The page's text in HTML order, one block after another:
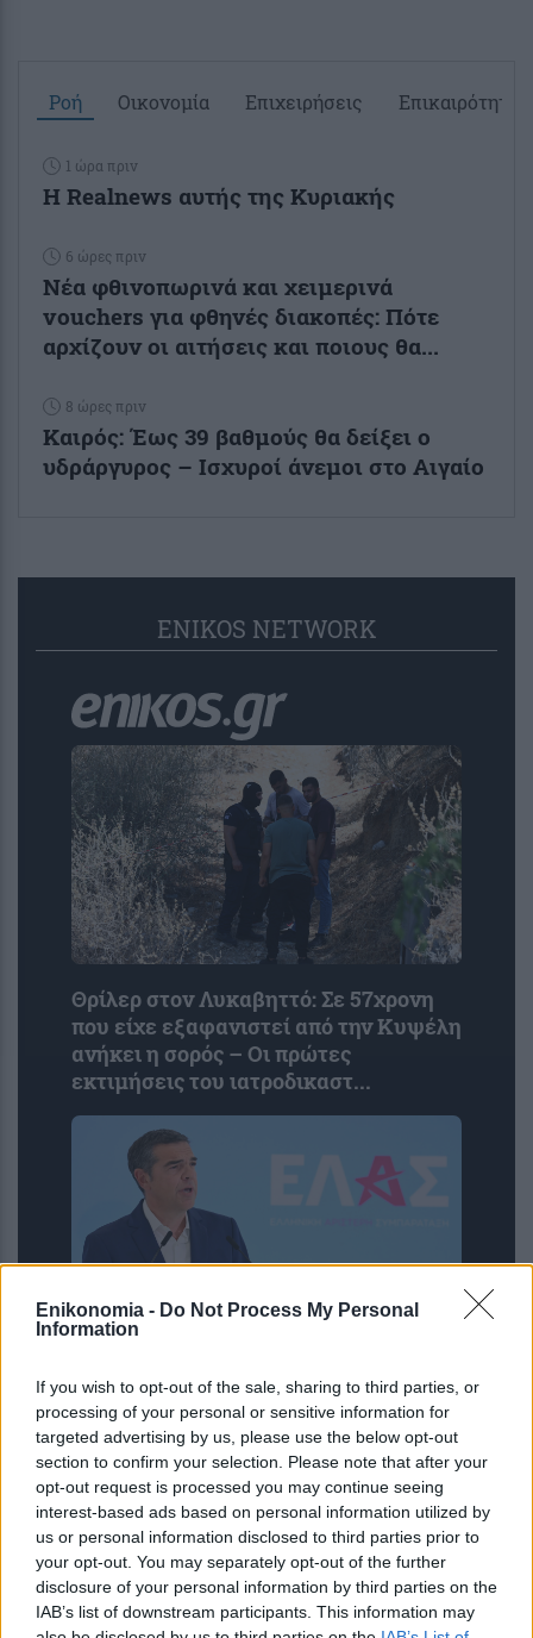
Enikonomia - Do Not Process My Personal
Information
If you wish to opt-out of the sale, sharing to third parties, or
processing of your personal or sensitive information for
targeted advertising by us, please use the below opt-out
section to confirm your selection. Please note that after your
opt-out request is processed you may continue seeing
interest-based ads based on personal information utilized by
us or personal information disclosed to third parties prior to
your opt-out. You may separately opt-out of the further
disclosure of your personal information by third parties on the
IAB’s list of downstream participants. This information may
Ροή Οικονομία Επιχειρήσεις Επικαιρότητα
1 ώρα πριν
Η Realnews αυτής της Κυριακής
6 ώρες πριν
Νέα φθινοπωρινά και χειμερινά
vouchers για φθηνές διακοπές: Πότε
αρχίζουν οι αιτήσεις και ποιους θα...
8 ώρες πριν
Καιρός: Έως 39 βαθμούς θα δείξει ο
υδράργυρος – Ισχυροί άνεμοι στο Αιγαίο
ENIKOS NETWORK
Θρίλερ στον Λυκαβηττό: Σε 57χρονη
που είχε εξαφανιστεί από την Κυψέλη
ανήκει η σορός – Οι πρώτες
εκτιμήσεις του ιατροδικαστ...
παρουσιάζει το πρόγραμμά του για την
οικονομία στη Θεσσαλονίκη